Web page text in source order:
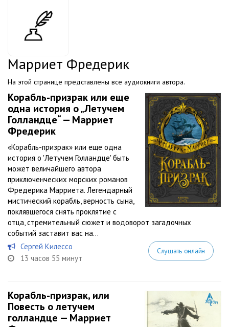
Марриет Фредерик
На этой странице представлены все аудиокниги автора.
Корабль-призрак или еще
одна история о „Летучем
Голландце“ — Марриет
Фредерик
«Корабль-призрак» или еще одна
история о 'Летучем Голландце' быть
может величайшего автора
приключенческих морских романов
Фредерика Марриета. Легендарный
мистический корабль, верность сына,
поклявшегося снять проклятие с
отца, стремительный сюжет и водоворот загадочных
событий заставит вас на...
Сергей Килессо
13 часов 55 минут
Слушать онлайн
Корабль-призрак, или
Повесть о летучем
голландце — Марриет